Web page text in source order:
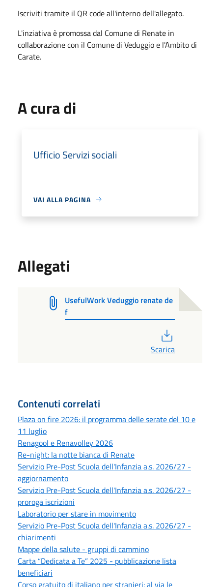
Iscriviti tramite il QR code all'interno dell'allegato.
L'inziativa è promossa dal Comune di Renate in
collaborazione con il Comune di Veduggio e l'Ambito di
Carate.
A cura di
Ufficio Servizi sociali
VAI ALLA PAGINA
Allegati
UsefulWork Veduggio renate de
f
Scarica
Contenuti correlati
Plaza on fire 2026: il programma delle serate del 10 e
11 luglio
Renagool e Renavolley 2026
Re-night: la notte bianca di Renate
Servizio Pre-Post Scuola dell'Infanzia a.s. 2026/27 -
aggiornamento
Servizio Pre-Post Scuola dell'Infanzia a.s. 2026/27 -
proroga iscrizioni
Laboratorio per stare in movimento
Servizio Pre-Post Scuola dell'Infanzia a.s. 2026/27 -
chiarimenti
Mappe della salute - gruppi di cammino
Carta “Dedicata a Te” 2025 - pubblicazione lista
beneficiari
Corso gratuito di italiano per stranieri: al via le